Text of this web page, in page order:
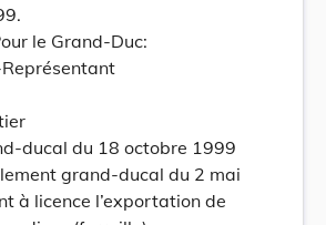
le Grand-Duc:
ducal du 18 octobre 1999
grand-ducal du 2 mai
à licence l’exportation de